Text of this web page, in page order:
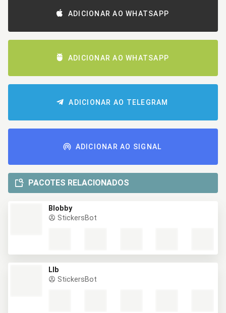
ADICIONAR AO WHATSAPP
ADICIONAR AO WHATSAPP
ADICIONAR AO TELEGRAM
ADICIONAR AO SIGNAL
PACOTES RELACIONADOS
Blobby
StickersBot
Llb
StickersBot